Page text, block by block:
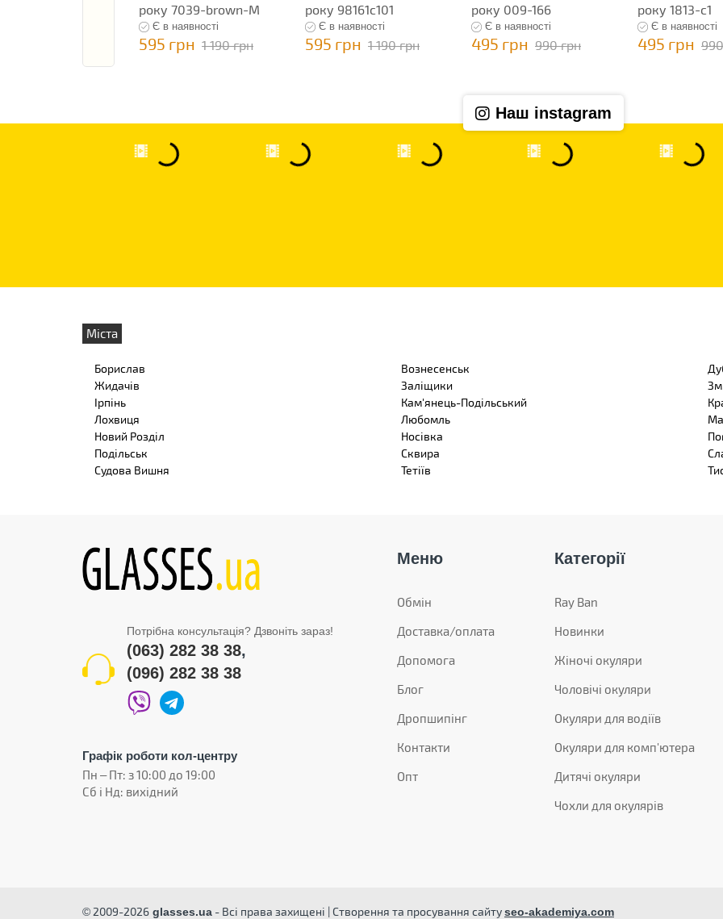
року 7039-brown-M
Є в наявності
595 грн 1 190 грн
року 98161c101
Є в наявності
595 грн 1 190 грн
року 009-166
Є в наявності
495 грн 990 грн
року 1813-с1
Є в наявності
495 грн
Наш instagram
Міста
Борислав Вознесенськ
Жидачів
Заліщики
Ірпінь
Кам'янець-Подільський
Лохвиця
Любомль
Новий Розділ
Носівка
Подільськ
Сквира
Судова Вишня
Тетіїв
Потрібна консультація? Дзвоніть зараз!
(063) 282 38 38,
(096) 282 38 38
Графік роботи кол-центру
Пн – Пт: з 10:00 до 19:00
Сб і Нд: вихідний
Меню
Обмін
Доставка/оплата
Допомога
Блог
Дропшипінг
Контакти
Опт
Категорії
Ray Ban
Новинки
Жіночі окуляри
Чоловічі окуляри
Окуляри для водіїв
Окуляри для комп'ютера
Дитячі окуляри
Чохли для окулярів
© 2009-2026 glasses.ua - Всі права захищені | Створення та просування сайтуseo-akademiya.com